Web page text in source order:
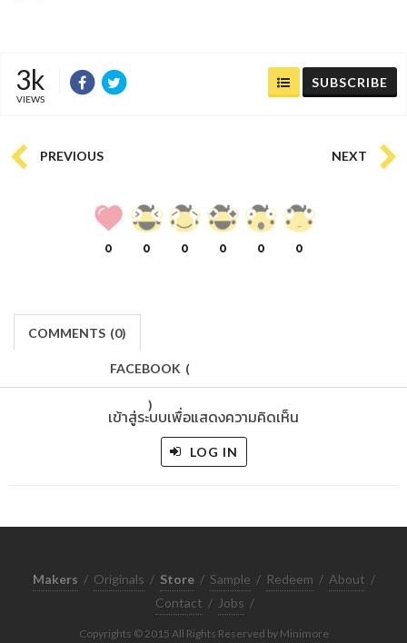
3k
VIEWS
SUBSCRIBE
PREVIOUS NEXT
0 0 0 0 0 0
COMMENTS (0)
FACEBOOK (
)
เข้าสู่ระบบเพื่อแสดงความคิดเห็น
LOG IN
Makers / Originals / Store / Sample / Redeem / About /
Contact / Jobs /
Copyrights © 2015 All Rights Reserved by Minimore